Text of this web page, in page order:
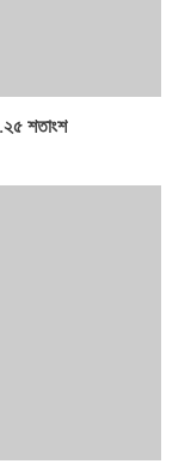
শতাংশ